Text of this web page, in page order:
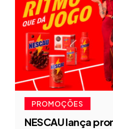
PROMOÇÕES
NESCAU lança